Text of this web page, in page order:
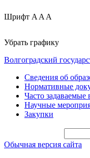
Шрифт A A A
Убрать графику
Волгоградский
Сведения об
Нормативные
Часто задаваемые
Научные
Закупки
Обычная версия сайта